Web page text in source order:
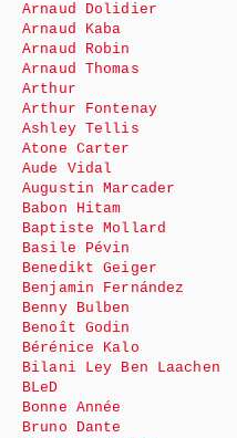
Arnaud Dolidier
Arnaud Kaba
Arnaud Robin
Arnaud Thomas
Arthur
Arthur Fontenay
Ashley Tellis
Atone Carter
Aude Vidal
Augustin Marcader
Babon Hitam
Baptiste Mollard
Basile Pévin
Benedikt Geiger
Benjamin Fernández
Benny Bulben
Benoît Godin
Bérénice Kalo
Bilani Ley Ben Laachen
BLeD
Bonne Année
Bruno Dante